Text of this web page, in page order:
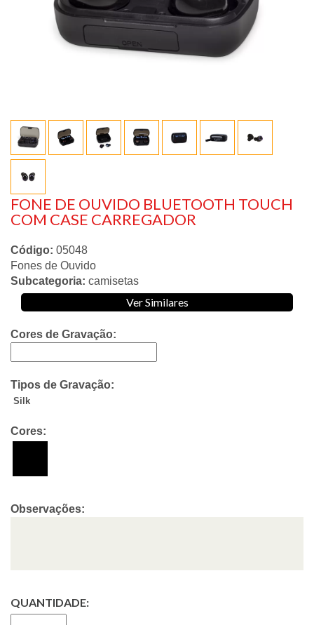
FONE DE OUVIDO BLUETOOTH TOUCH
COM CASE CARREGADOR
Código: 05048
Fones de Ouvido
Subcategoria: camisetas
Ver Similares
Cores de Gravação:
Tipos de Gravação:
Silk
Cores:
Observações:
QUANTIDADE: